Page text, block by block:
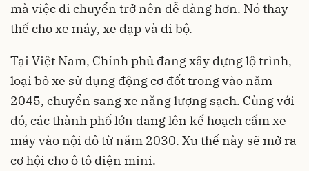
mà việc di chuyển trở nên dễ dàng hơn. Nó thay
thế cho xe máy, xe đạp và đi bộ.
Tại Việt Nam, Chính phủ đang xây dựng lộ trình,
loại bỏ xe sử dụng động cơ đốt trong vào năm
2045, chuyển sang xe năng lượng sạch. Cùng với
đó, các thành phố lớn đang lên kế hoạch cấm xe
máy vào nội đô từ năm 2030. Xu thế này sẽ mở ra
cơ hội cho ô tô điện mini.